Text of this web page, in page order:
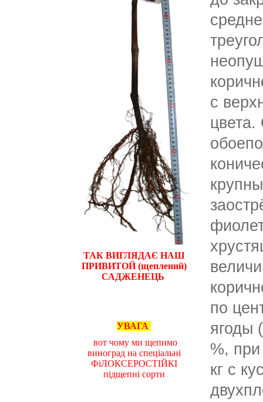
ТАК ВИГЛЯДАЄ НАШ
ПРИВИТОЙ (щеплений)
САДЖЕНЕЦЬ
УВАГА
вот чому ми щепимо
виноград на спеціальні
ФіЛОКСЕРОСТІЙКІ
підщепні сорти
с
цвета.
по
ягоды
%,
кг с